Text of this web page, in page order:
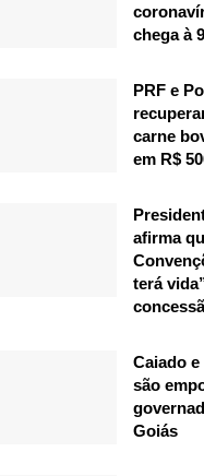
chega à 9
PRF e
carne
em R$
afirma
terá
Caiado
são
Goiás